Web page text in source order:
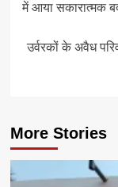
में आया सकारात्मक
उर्वरकों के अवैध
More Stories